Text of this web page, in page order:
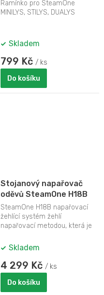
Ramínko pro SteamOne
MINILYS, STILYS, DUALYS
Skladem
799 Kč / ks
Do košíku
Stojanový napařovač
oděvů SteamOne H18B
SteamOne H18B napařovací
žehlící systém žehlí
napařovací metodou, která je
šetrnější než...
Skladem
4 299 Kč / ks
Do košíku